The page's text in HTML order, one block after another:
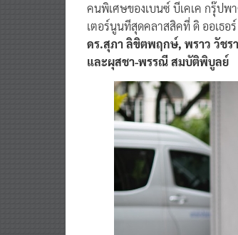
คนพิเศษของเบนซ์ บีเคเค กรุ๊ป
เตอร์นูนทีสุดคลาสสิคที่ ดิ ออเธอ
ดร.สุภา ลิขิตพฤกษ์, พราว วัชร
และผุสชา-พรรณี สมบัติพิบูลย์